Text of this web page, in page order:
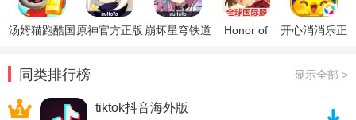
汤姆猫跑酷国 原神官方正版 崩坏星穹铁道
Honor of
开心消消乐正
同类排行榜 显示全部 >
1 tiktok抖音海外版